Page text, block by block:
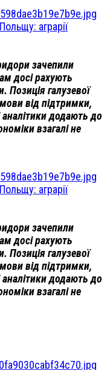
аграрії
зачепили
досі рахують
Позиція галузевої
від підтримки,
додають до
взагалі не
аграрії
зачепили
досі рахують
Позиція галузевої
від підтримки,
додають до
взагалі не